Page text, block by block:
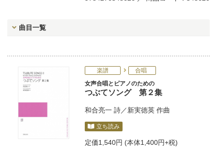
曲目一覧
楽譜
合唱
女声合唱とピアノのための
つぶてソング 第２集
和合亮一 詩／新実徳英 作曲
立ち読み
定価1,540円 (本体1,400円+税)